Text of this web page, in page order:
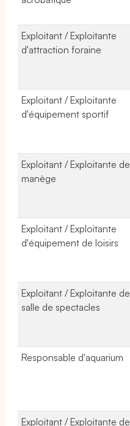
Exploitant / Exploitante
d'attraction foraine
Exploitant / Exploitante
d'équipement sportif
Exploitant / Exploitante de
manège
Exploitant / Exploitante
d'équipement de loisirs
Exploitant / Exploitante de
salle de spectacles
Responsable d'aquarium
Exploitant / Exploitante de